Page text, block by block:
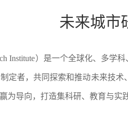
未来城市
Institute）是一个全球化、多
定者，共同探索和推动未来技
为导向，打造集科研、教育与实